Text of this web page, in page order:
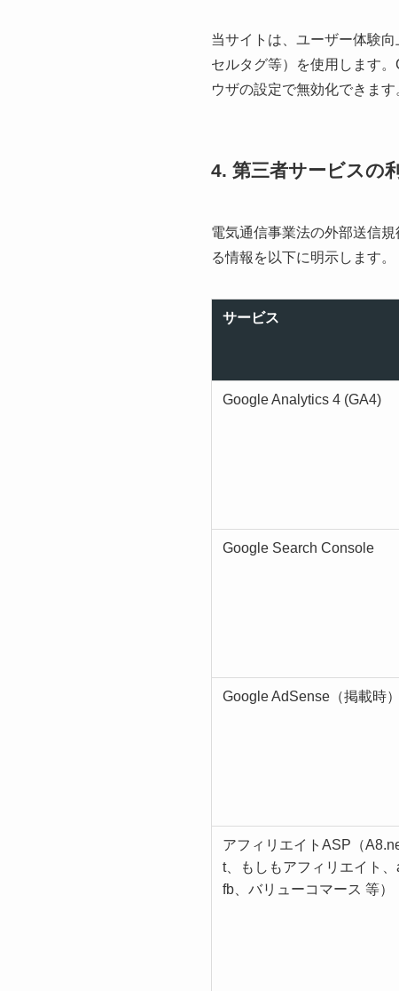
当サイトは、ユーザー体験
セルタグ等）を使用します
ウザの設定で無効化できま
4. 第三者サービスの
電気通信事業法の外部送信
る情報を以下に明示します。
サービス
Google Analytics 4 (GA4)
Google Search Console
Google AdSense（掲載時）
アフィリエイトASP（
t、もしもアフィリエイト、
fb、バリューコマース 等）